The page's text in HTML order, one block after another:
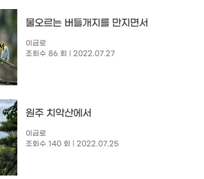
물오르는 버들개지를 만지면서
이금로
조회수 86 회
| 2022.07.27
원주 치악산에서
이금로
조회수 140 회
| 2022.07.25